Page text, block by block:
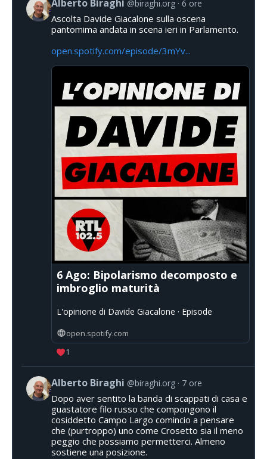
Alberto Biraghi @biraghi.org 6 ore
Ascolta Davide Giacalone sulla oscena
pantomima andata in scena ieri in Parlamento.
open.spotify.com/episode/3mYv...
6 Ago: Bipolarismo decomposto e
imbroglio maturità
L'opinione di Davide Giacalone · Episode
open.spotify.com
1
Alberto Biraghi @biraghi.org 7 ore
Dopo aver sentito la banda di scappati di casa e
guastatore filo russo che compongono il
cosiddetto Campo Largo comincio a pensare
che (purtroppo) uno come Crosetto sia il meno
peggio che possiamo permetterci. Almeno
sostiene una posizione.